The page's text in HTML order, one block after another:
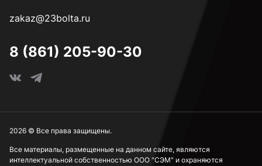
zakaz@23bolta.ru
8 (861) 205-90-30
Все материалы, размещенные на данном сайте, являются
интеллектуальной собственностью ООО "СЭМ" и охраняются
2026 © Все права защищены.